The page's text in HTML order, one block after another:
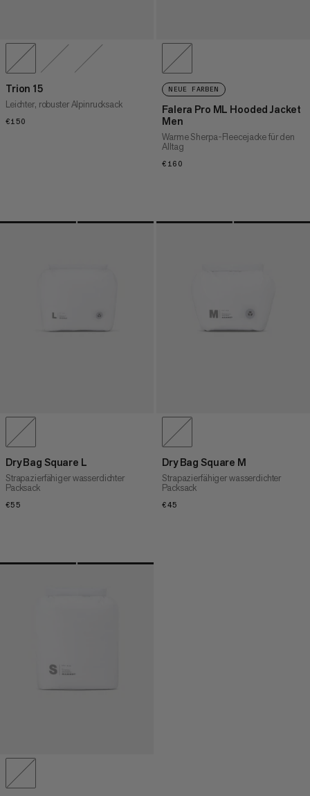
Trion 15
Leichter, robuster Alpinrucksack
€150
NEUE FARBEN
Falera Pro ML Hooded Jacket
Men
Warme Sherpa-Fleecejacke für den
Alltag
€160
Dry Bag Square L
Strapazierfähiger wasserdichter
Packsack
€55
Dry Bag Square M
Strapazierfähiger wasserdichter
Packsack
€45